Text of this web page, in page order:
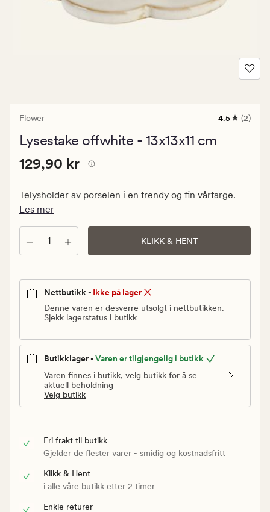
Flower
2
4.5 (2)
Lysestake offwhite - 13x13x11 cm
Pris
129,90
Vanlig
pris
129,90
kr
Pris 129,90 kr
129,90 kr
Telysholder av porselen i en trendy og fin vårfarge.
Les mer
Antall KLIKK & HENT
Nettbutikk - Ikke på lager
Denne varen er desverre utsolgt i nettbutikken.
Sjekk lagerstatus i butikk
Butikklager -Varen er tilgjengelig i butikk
Varen finnes i butikk, velg butikk for å se
aktuell beholdning
Velg butikk
Fri frakt til butikk
Gjelder de flester varer - smidig og kostnadsfritt
Klikk & Hent
i alle våre butikk etter 2 timer
Enkle returer